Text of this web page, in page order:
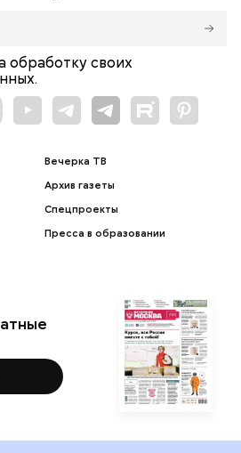
обработку своих
Вечерка ТВ
Архив газеты
Спецпроекты
Пресса в образовании